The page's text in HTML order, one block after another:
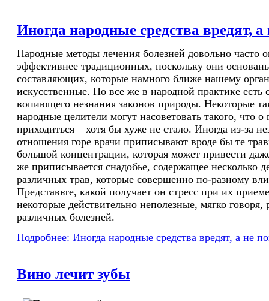
Иногда народные средства вредят,
Народные методы лечения болезней довольно часто
эффективнее традиционных, поскольку они
составляющих, которые намного ближе нашему
искусственные. Но все же в народной практике есть
вопиющего незнания законов природы. Некоторые
народные целители могут насоветовать такого, что о
приходиться – хотя бы хуже не стало. Иногда из-за
отношения горе врачи приписывают вроде бы те
большой концентрации, которая может привести
же приписывается снадобье, содержащее несколько
различных трав, которые совершенно по-разному
Представьте, какой получает он стресс при их
некоторые действительно неполезные, мягко говоря,
различных болезней.
Подробнее: Иногда народные средства вредят, а не
Вино лечит зубы